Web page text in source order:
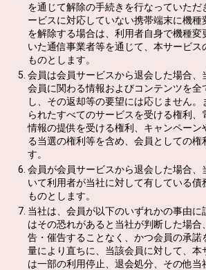
を通じて解除の手続きを行なっていただ
ービスに対応していない携帯端末に機種
を解除する場合は、利用者自身で機種変
いた通信事業者等を通じて、本サービス
ものとします。
会員は会員サービスから退会した場合、
会員に関わる情報およびコンテンツを全
し、その返却等の要望には応じません。
られたすべてのサービスを受ける権利、
情報の提供を受ける権利、キャンペーン
る当選の権利等を含め、会員としての権
す。
会員が会員サービスから退会した場合、
いて利用者が当社に対して有している債
ものとします。
当社は、会員が以下のいずれかの事由に
はその恐れがあると当社が判断した場合
告・催告することなく、かつ会員の承諾
量により直ちに、当該会員に対して、本
は一部の利用停止、退会処分、その他当